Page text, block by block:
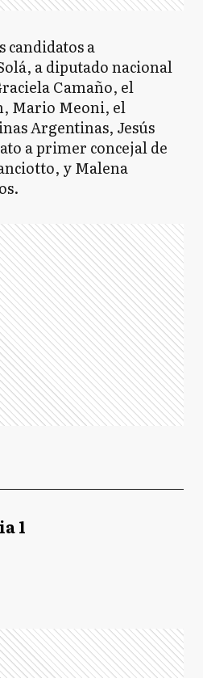
candidatos a
a diputado nacional
Camaño, el
Mario Meoni, el
Argentinas, Jesús
a primer concejal de
y Malena
1